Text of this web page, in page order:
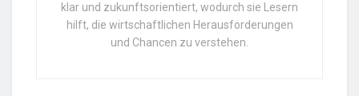
klar und zukunftsorientiert, wodurch sie Lesern
hilft, die wirtschaftlichen Herausforderungen
und Chancen zu verstehen.